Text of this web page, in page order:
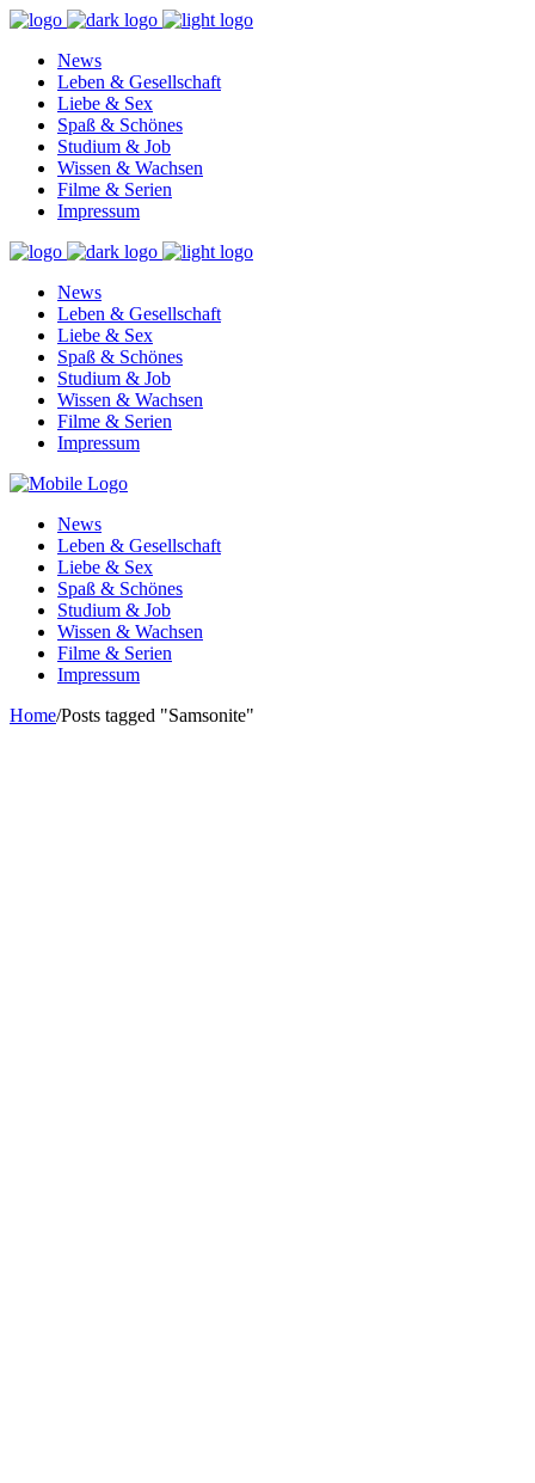
News
Leben & Gesellschaft
Liebe & Sex
Spaß & Schönes
Studium & Job
Wissen & Wachsen
Filme & Serien
Impressum
News
Leben & Gesellschaft
Liebe & Sex
Spaß & Schönes
Studium & Job
Wissen & Wachsen
Filme & Serien
Impressum
News
Leben & Gesellschaft
Liebe & Sex
Spaß & Schönes
Studium & Job
Wissen & Wachsen
Filme & Serien
Impressum
Home/Posts tagged "Samsonite"